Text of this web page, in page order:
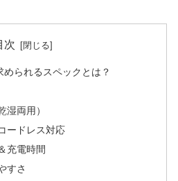
次
られるスペックとは？
湿両用）
ードレス対応
充電時間
すさ